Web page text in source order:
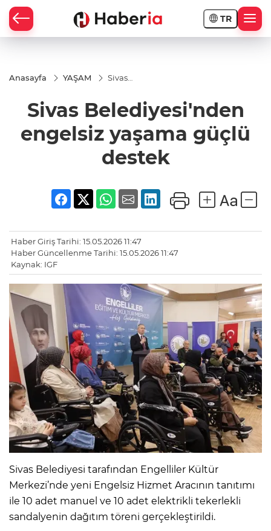
TR
Anasayfa YAŞAM
Sivas
yaşama güçlü
destek
Sivas Belediyesi'nden
engelsiz yaşama güçlü
destek
Haber Giriş Tarihi: 15.05.2026 11:47
Haber Güncellenme Tarihi: 15.05.2026 11:47
Kaynak: IGF
Sivas Belediyesi tarafından Engelliler Kültür
Merkezi’nde yeni Engelsiz Hizmet Aracının tanıtımı
ile 10 adet manuel ve 10 adet elektrikli tekerlekli
sandalyenin dağıtım töreni gerçekleştirildi.